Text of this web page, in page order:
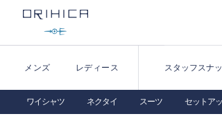
メンズ レディース スタッフスナ
ワイシャツ ネクタイ スーツ セットア